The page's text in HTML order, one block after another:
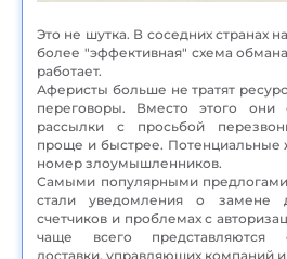
Это не шутка. В соседних странах
более "эффективная" схема
работает.
Аферисты больше не тратят
переговоры. Вместо этого они
рассылки с просьбой
проще и быстрее. Потенциальные
номер злоумышленников.
Самыми популярными предлогами
стали уведомления о замене
счетчиков и проблемах с
чаще всего представляются
доставки, управляющих компаний